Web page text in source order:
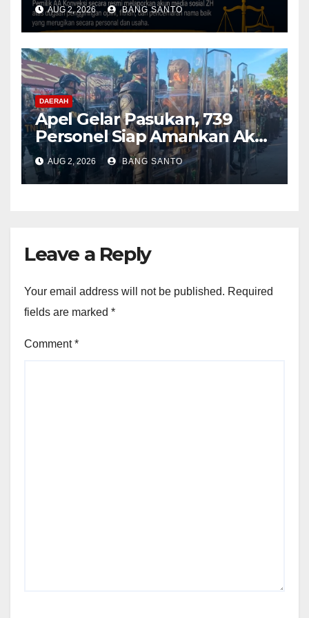
Lentera Netizen Indonesia (L-
NET-ID)
AUG 2, 2026 BANG SANTO
DAERAH
Apel Gelar Pasukan, 739
Personel Siap Amankan Aksi
Damai KNPB di Kantor MRP
Papua Tengah
AUG 2, 2026 BANG SANTO
Leave a Reply
Your email address will not be published. Required
fields are marked *
Comment*